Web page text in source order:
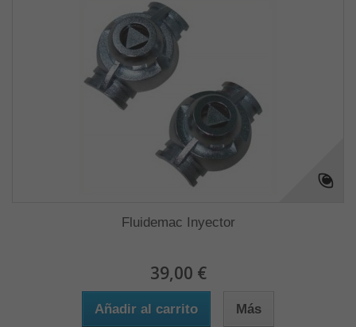
Fluidemac Inyector
39,00 €
Añadir al carrito Más